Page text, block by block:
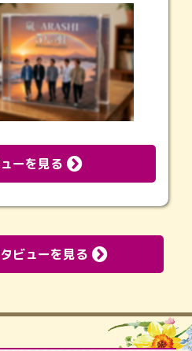
ーを見る
ビューを見る